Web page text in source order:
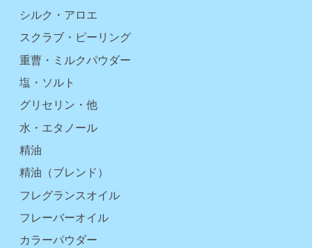
シルク・アロエ
スクラブ・ピーリング
重曹・ミルクパウダー
塩・ソルト
グリセリン・他
水・エタノール
精油
精油（ブレンド）
フレグランスオイル
フレーバーオイル
カラーパウダー